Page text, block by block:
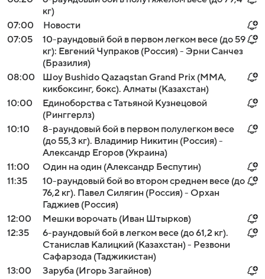
кг)
07:00
Новости
07:05
10-раундовый бой в первом легком весе (до 59
кг): Евгений Чупраков (Россия) - Эрни Санчез
(Бразилия)
08:00
Шоу Bushido Qazaqstan Grand Prix (MMA,
кикбоксинг, бокс). Алматы (Казахстан)
10:00
Единоборства с Татьяной Кузнецовой
(Ринггерлз)
10:10
8-раундовый бой в первом полулегком весе
(до 55,3 кг). Владимир Никитин (Россия) -
Александр Егоров (Украина)
11:00
Один на один (Александр Беспутин)
11:35
10-раундовый бой во втором среднем весе (до
76,2 кг). Павел Силягин (Россия) - Орхан
Гаджиев (Россия)
12:00
Мешки ворочать (Иван Штырков)
12:35
6-раундовый бой в легком весе (до 61,2 кг).
Станислав Калицкий (Казахстан) - Резвони
Сафарзода (Таджикистан)
13:00
Заруба (Игорь Загайнов)